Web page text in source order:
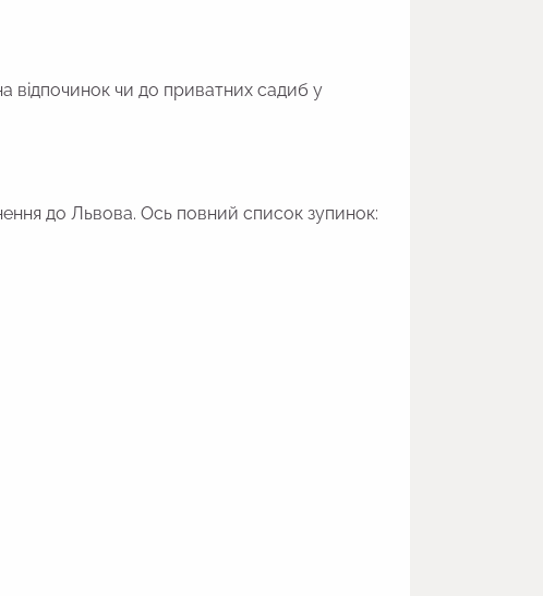
відпочинок чи до приватних садиб у
до Львова. Ось повний список зупинок: